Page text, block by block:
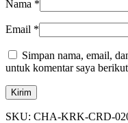
Nama *
Email *
Simpan nama, email,
untuk komentar saya
SKU: CHA-KRK-CRD-